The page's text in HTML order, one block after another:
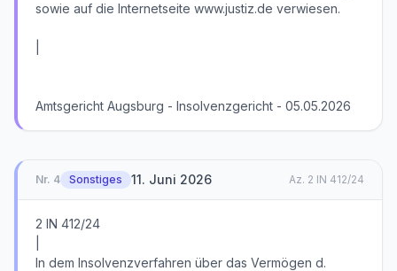
sowie auf die Internetseite www.justiz.de verwiesen.
Amtsgericht Augsburg - Insolvenzgericht - 05.05.2026
Nr. 4 Sonstiges 11. Juni 2026 Az. 2 IN 412/24
2 IN 412/24
In dem Insolvenzverfahren über das Vermögen d.